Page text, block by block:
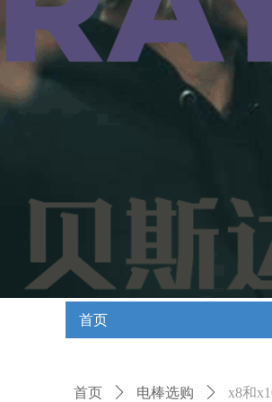
首页
首页 ꄲ 电棒选购 ꄲ x8和